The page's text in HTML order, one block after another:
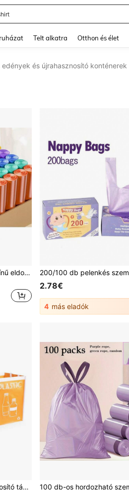
Telt alkatra Otthon és élet
edények és újrahasznosító konténerek
5 tekercs véletlenszerű színű eldobható szemeteszsák - Kis konyhai és háztartási szemeteszsákok, többcélú műanyag hulladékzsákok hálószobába, fürdőszobába, nappaliba - rózsaszín, sárga, zöld, kék, lila, fekete, fürdőszobai hulladékkezelő | Praktikus hulladékkezelő tekercsek | Átlátszó műanyag csomagolás
2.78€
4 más eladók
Újrahasználható újrahasznosító táskák, 3 darabos szett, otthoni, konyhai, udvari és irodai külön újrahasznosító kukás szetthez – hulladékválogató rendező